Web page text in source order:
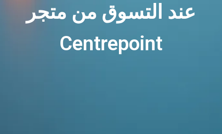
عند التسوق من متجر
Centrepoint